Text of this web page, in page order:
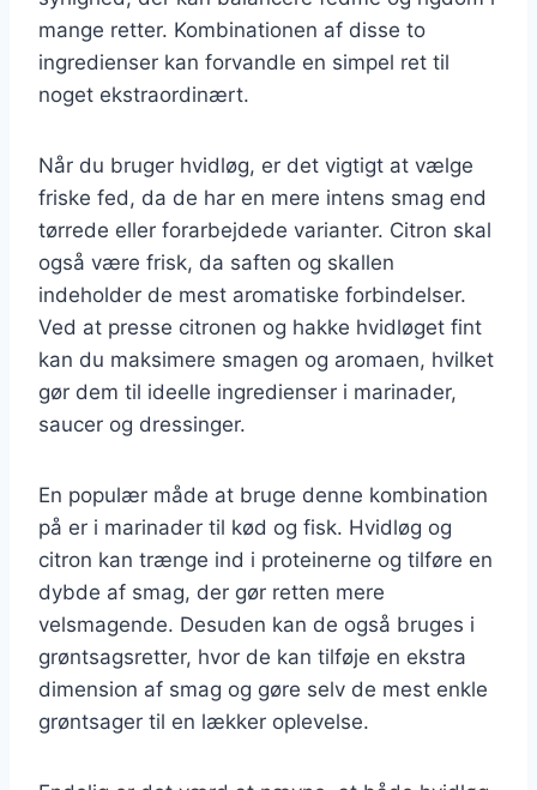
mange retter. Kombinationen af disse to
ingredienser kan forvandle en simpel ret til
noget ekstraordinært.
Når du bruger hvidløg, er det vigtigt at vælge
friske fed, da de har en mere intens smag end
tørrede eller forarbejdede varianter. Citron skal
også være frisk, da saften og skallen
indeholder de mest aromatiske forbindelser.
Ved at presse citronen og hakke hvidløget fint
kan du maksimere smagen og aromaen, hvilket
gør dem til ideelle ingredienser i marinader,
saucer og dressinger.
En populær måde at bruge denne kombination
på er i marinader til kød og fisk. Hvidløg og
citron kan trænge ind i proteinerne og tilføre en
dybde af smag, der gør retten mere
velsmagende. Desuden kan de også bruges i
grøntsagsretter, hvor de kan tilføje en ekstra
dimension af smag og gøre selv de mest enkle
grøntsager til en lækker oplevelse.